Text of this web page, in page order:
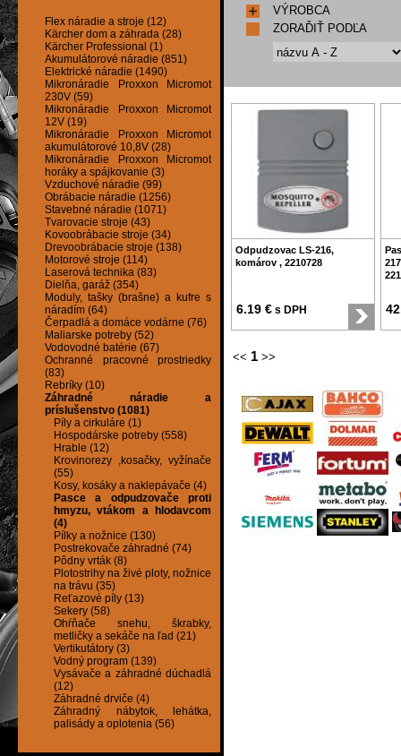
Flex náradie a stroje (12)
Kärcher dom a záhrada (28)
Kärcher Professional (1)
Akumulátorové náradie (851)
Elektrické náradie (1490)
Mikronáradie Proxxon Micromot
230V (59)
Mikronáradie Proxxon Micromot
12V (19)
Mikronáradie Proxxon Micromot
akumulátorové 10,8V (28)
Mikronáradie Proxxon Micromot
horáky a spájkovanie (3)
Vzduchové náradie (99)
Obrábacie náradie (1256)
Stavebné náradie (1071)
Tvarovacie stroje (43)
Kovoobrábacie stroje (34)
Drevoobrábacie stroje (138)
Motorové stroje (114)
Laserová technika (83)
Dielňa, garáž (354)
Moduly, tašky (brašne) a kufre s
náradím (64)
Čerpadlá a domáce vodárne (76)
Maliarske potreby (52)
Vodovodné batérie (67)
Ochranné pracovné prostriedky
(83)
Rebríky (10)
Záhradné náradie a
príslušenstvo (1081)
Píly a cirkuláre (1)
Hospodárske potreby (558)
Hrable (12)
Krovinorezy ,kosačky, vyžínače
(55)
Kosy, kosáky a naklepávače (4)
Pasce a odpudzovače proti
hmyzu, vtákom a hlodavcom
(4)
Pílky a nožnice (130)
Postrekovače záhradné (74)
Pôdny vrták (8)
Plotostrihy na živé ploty, nožnice
na trávu (35)
Reťazové píly (13)
Sekery (58)
Ohŕňače snehu, škrabky,
metličky a sekáče na ľad (21)
Vertikutátory (3)
Vodný program (139)
Vysávače a záhradné dúchadlá
(12)
Záhradné drviče (4)
Záhradný nábytok, lehátka,
palisády a oplotenia (56)
VÝROBCA
ZORAĎIŤ PODĽA
Odpudzovac LS-216,
komárov , 2210728
6.19 € s DPH
<< 1 >>